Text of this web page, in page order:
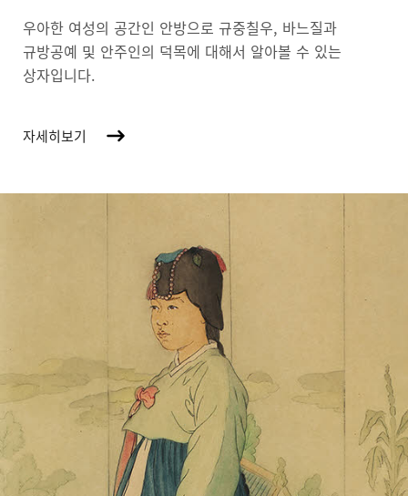
우아한 여성의 공간인 안방으로 규중칠우, 바느질과
규방공예 및 안주인의 덕목에 대해서 알아볼 수 있는
상자입니다.
자세히보기